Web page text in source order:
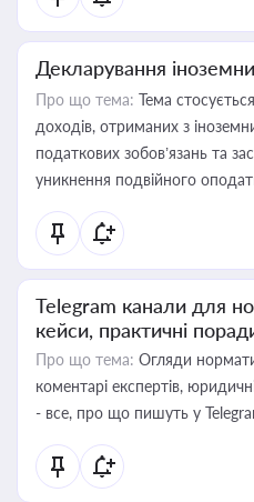
Декларування
Про що тема: Тема
доходів, отриманих з
податкових зобов’язань та
уникнення подвійного
Telegram канали для
кейси, практичні
Про що тема: Огляди
коментарі експертів,
- все, про що пишуть у